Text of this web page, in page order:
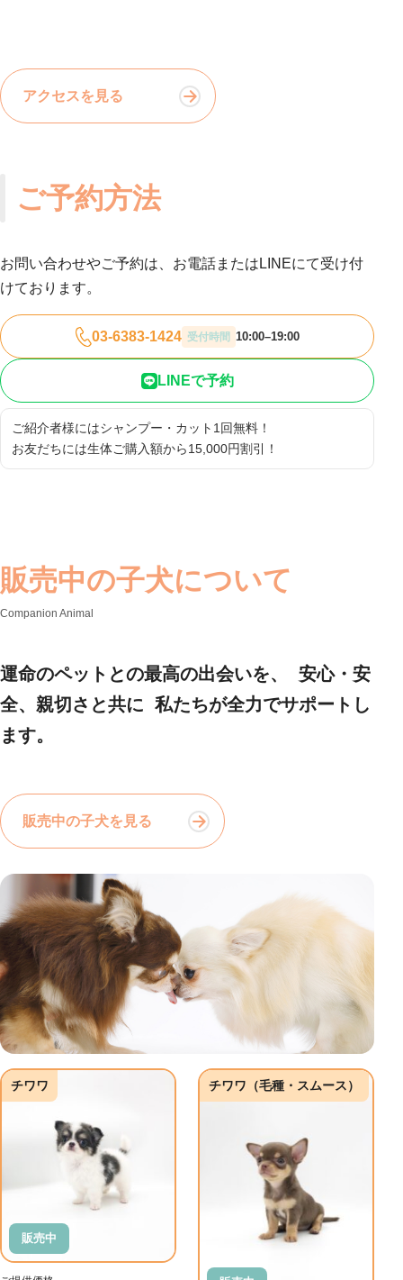
アクセスを見る
ご予約方法
お問い合わせやご予約は、お電話またはLINEにて受け付
けております。
03-6383-1424 受付時間 10:00–19:00
LINEで予約
ご紹介者様にはシャンプー・カット1回無料！
お友だちには生体ご購入額から15,000円割引！
販売中の子犬について
Companion Animal
運命のペットとの最高の出会いを、 安心・安
全、親切さと共に 私たちが全力でサポートし
ます。
販売中の子犬を見る
チワワ
販売中
チワワ（毛種・スムース）